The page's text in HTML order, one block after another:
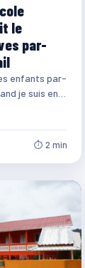
le
par-
enfants par-
je suis en
⏱ 2 min